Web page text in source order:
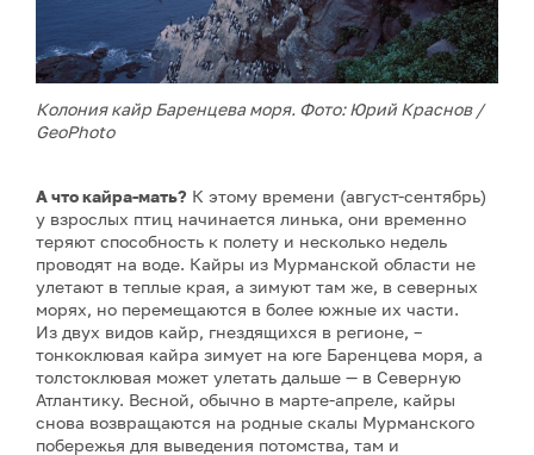
Колония кайр Баренцева моря. Фото: Юрий Краснов /
GeoPhoto
А что кайра-мать? К этому времени (август-сентябрь)
у взрослых птиц начинается линька, они временно
теряют способность к полету и несколько недель
проводят на воде. Кайры из Мурманской области не
улетают в теплые края, а зимуют там же, в северных
морях, но перемещаются в более южные их части.
Из двух видов кайр, гнездящихся в регионе, –
тонкоклювая кайра зимует на юге Баренцева моря, а
толстоклювая может улетать дальше — в Северную
Атлантику. Весной, обычно в марте-апреле, кайры
снова возвращаются на родные скалы Мурманского
побережья для выведения потомства, там и